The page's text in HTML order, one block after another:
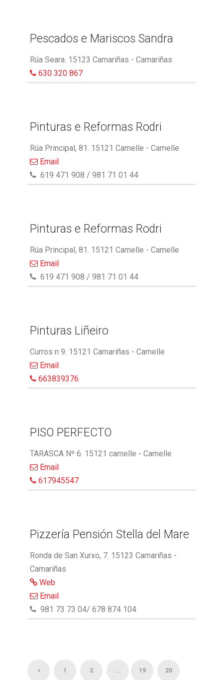
Pescados e Mariscos Sandra
Rúa Seara. 15123 Camariñas - Camariñas
630 320 867
Pinturas e Reformas Rodri
Rúa Principal, 81. 15121 Camelle - Camelle
Email
619 471 908 / 981 71 01 44
Pinturas e Reformas Rodri
Rúa Principal, 81. 15121 Camelle - Camelle
Email
619 471 908 / 981 71 01 44
Pinturas Liñeiro
Curros n 9. 15121 Camariñas - Camelle
Email
663839376
PISO PERFECTO
TARASCA Nº 6. 15121 camelle - Camelle
Email
617945547
Pizzería Pensión Stella del Mare
Ronda de San Xurxo, 7. 15123 Camariñas -
Camariñas
Web
Email
981 73 73 04/ 678 874 104
1 2 ... 19 20